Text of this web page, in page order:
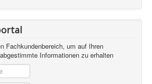
Fachkundenbereich, um auf Ihren
Informationen zu erhalten